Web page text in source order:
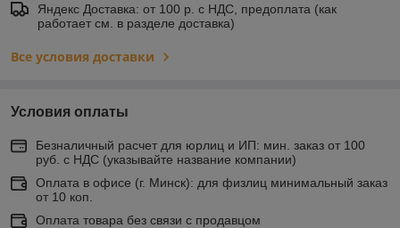
Яндекс Доставка: от 100 р. с НДС, предоплата (как
работает см. в разделе доставка)
Все условия доставки
Условия оплаты
Безналичный расчет для юрлиц и ИП: мин. заказ от 100
руб. с НДС (указывайте название компании)
Оплата в офисе (г. Минск): для физлиц минимальный заказ
от 10 коп.
Оплата товара без связи с продавцом